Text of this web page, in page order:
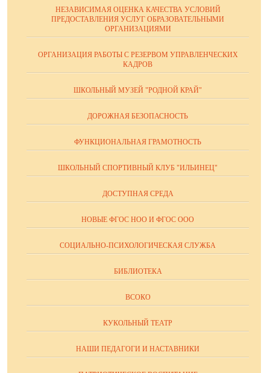
НЕЗАВИСИМАЯ ОЦЕНКА КАЧЕСТВА УСЛОВИЙ
ПРЕДОСТАВЛЕНИЯ УСЛУГ ОБРАЗОВАТЕЛЬНЫМИ
ОРГАНИЗАЦИЯМИ
ОРГАНИЗАЦИЯ РАБОТЫ С РЕЗЕРВОМ УПРАВЛЕНЧЕСКИХ
КАДРОВ
ШКОЛЬНЫЙ МУЗЕЙ "РОДНОЙ КРАЙ"
ДОРОЖНАЯ БЕЗОПАСНОСТЬ
ФУНКЦИОНАЛЬНАЯ ГРАМОТНОСТЬ
ШКОЛЬНЫЙ СПОРТИВНЫЙ КЛУБ "ИЛЬИНЕЦ"
ДОСТУПНАЯ СРЕДА
НОВЫЕ ФГОС НОО И ФГОС ООО
СОЦИАЛЬНО-ПСИХОЛОГИЧЕСКАЯ СЛУЖБА
БИБЛИОТЕКА
ВСОКО
КУКОЛЬНЫЙ ТЕАТР
НАШИ ПЕДАГОГИ И НАСТАВНИКИ